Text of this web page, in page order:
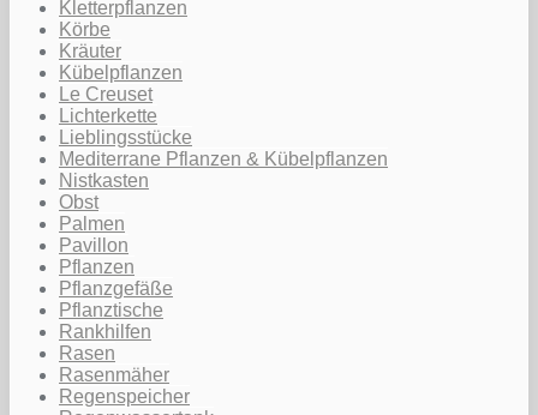
Kletterpflanzen
Körbe
Kräuter
Kübelpflanzen
Le Creuset
Lichterkette
Lieblingsstücke
Mediterrane Pflanzen & Kübelpflanzen
Nistkasten
Obst
Palmen
Pavillon
Pflanzen
Pflanzgefäße
Pflanztische
Rankhilfen
Rasen
Rasenmäher
Regenspeicher